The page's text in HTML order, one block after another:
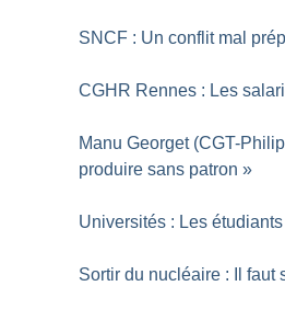
SNCF : Un conflit mal
CGHR Rennes : Les
Manu Georget (CGT-
produire sans patron »
Universités : Les
Sortir du nucléaire : Il faut